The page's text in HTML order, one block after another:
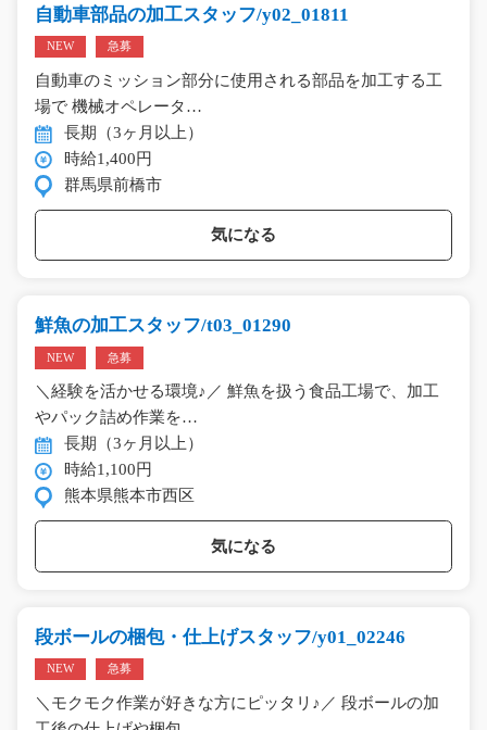
自動車部品の加工スタッフ/y02_01811
NEW 急募
自動車のミッション部分に使用される部品を加工する工
場で 機械オペレータ…
長期（3ヶ月以上）
時給1,400円
群馬県前橋市
気になる
鮮魚の加工スタッフ/t03_01290
NEW 急募
＼経験を活かせる環境♪／ 鮮魚を扱う食品工場で、加工
やパック詰め作業を…
長期（3ヶ月以上）
時給1,100円
熊本県熊本市西区
気になる
段ボールの梱包・仕上げスタッフ/y01_02246
NEW 急募
＼モクモク作業が好きな方にピッタリ♪／ 段ボールの加